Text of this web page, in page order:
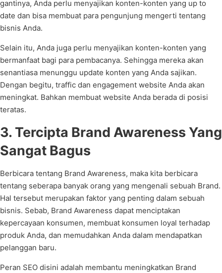
gantinya, Anda perlu menyajikan konten-konten yang up to
date dan bisa membuat para pengunjung mengerti tentang
bisnis Anda.
Selain itu, Anda juga perlu menyajikan konten-konten yang
bermanfaat bagi para pembacanya. Sehingga mereka akan
senantiasa menunggu update konten yang Anda sajikan.
Dengan begitu, traffic dan engagement website Anda akan
meningkat. Bahkan membuat website Anda berada di posisi
teratas.
3. Tercipta Brand Awareness Yang
Sangat Bagus
Berbicara tentang Brand Awareness, maka kita berbicara
tentang seberapa banyak orang yang mengenali sebuah Brand.
Hal tersebut merupakan faktor yang penting dalam sebuah
bisnis. Sebab, Brand Awareness dapat menciptakan
kepercayaan konsumen, membuat konsumen loyal terhadap
produk Anda, dan memudahkan Anda dalam mendapatkan
pelanggan baru.
Peran SEO disini adalah membantu meningkatkan Brand